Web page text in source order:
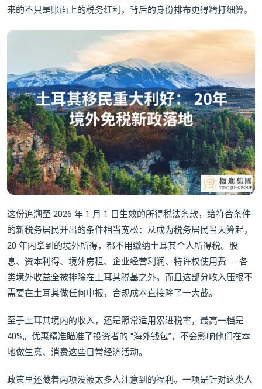
来的不只是账面上的税务红利，背后的身份排布更得精打细算。
这份追溯至 2026 年 1 月 1 日生效的所得税法条款，给符合条件
的新税务居民开出的条件相当宽松：从成为税务居民当天算起，
20 年内拿到的境外所得，都不用缴纳土耳其个人所得税。股
息、资本利得、境外房租、企业经营利润、特许权使用费…… 各
类境外收益全被排除在土耳其税基之外。而且这部分收入压根不
需要在土耳其做任何申报，合规成本直接降了一大截。
至于土耳其境内的收入，还是照常适用累进税率，最高一档是
40%。优惠精准瞄准了投资者的 “海外钱包”，不会影响他们在本
地做生意、消费这些日常经济活动。
政策里还藏着两项没被太多人注意到的福利。一项是针对这类人